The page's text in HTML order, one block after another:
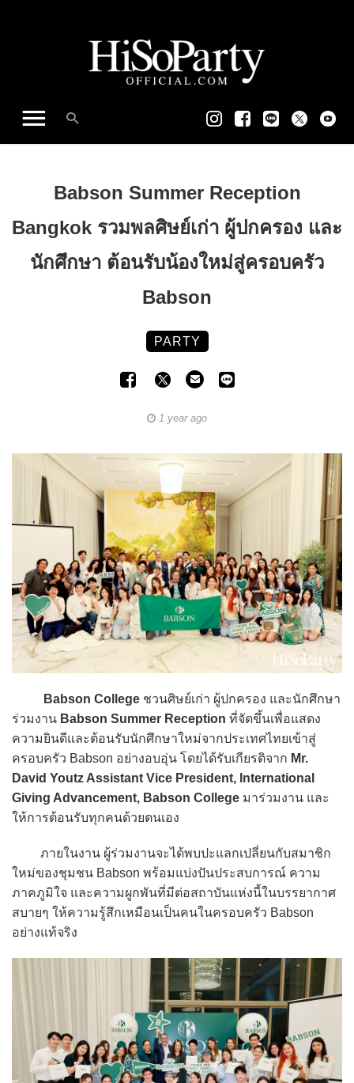
Babson Summer Reception
Bangkok รวมพลศิษย์เก่า ผู้ปกครอง และ
นักศึกษา ต้อนรับน้องใหม่สู่ครอบครัว
Babson
PARTY
1 year ago
Babson College ชวนศิษย์เก่า ผู้ปกครอง และนักศึกษา
ร่วมงาน Babson Summer Reception ที่จัดขึ้นเพื่อแสดง
ความยินดีและต้อนรับนักศึกษาใหม่จากประเทศไทยเข้าสู่
ครอบครัว Babson อย่างอบอุ่น โดยได้รับเกียรติจาก Mr.
David Youtz Assistant Vice President, International
Giving Advancement, Babson College มาร่วมงาน และ
ให้การต้อนรับทุกคนด้วยตนเอง
ภายในงาน ผู้ร่วมงานจะได้พบปะแลกเปลี่ยนกับสมาชิก
ใหม่ของชุมชน Babson พร้อมแบ่งปันประสบการณ์ ความ
ภาคภูมิใจ และความผูกพันที่มีต่อสถาบันแห่งนี้ในบรรยากาศ
สบายๆ ให้ความรู้สึกเหมือนเป็นคนในครอบครัว Babson
อย่างแท้จริง